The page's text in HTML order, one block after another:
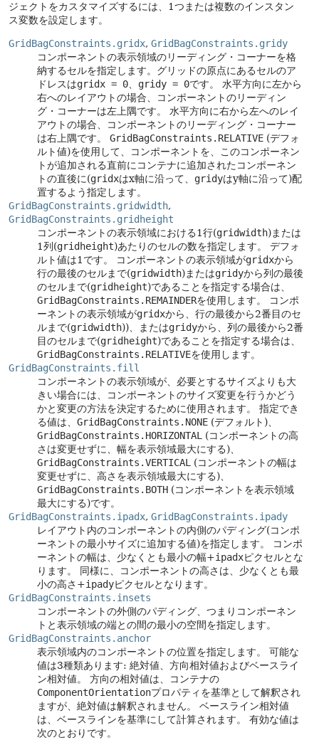
ジェクトをカスタマイズするには、1つまたは複数のインスタン
ス変数を設定します。
GridBagConstraints.gridx, GridBagConstraints.gridy
コンポーネントの表示領域のリーディング・コーナーを格
納するセルを指定します。グリッドの原点にあるセルのア
ドレスはgridx = 0 gridy = 0です。
水平方向に左から
右へのレイアウトの場合、コンポーネントのリーディン
グ・コーナーは左上隅です。
水平方向に右から左へのレイ
アウトの場合、コンポーネントのリーディング・コーナー
は右上隅です。
GridBagConstraints.RELATIVE (デフォ
ルト値)を使用して、コンポーネントを、このコンポーネン
トが追加される直前にコンテナに追加されたコンポーネン
トの直後に(gridxはx軸に沿って、 gridyはy軸に沿って)配
置するよう指定します。
GridBagConstraints.gridwidth,
GridBagConstraints.gridheight
コンポーネントの表示領域における1行(gridwidth)または
1列(gridheight)あたりのセルの数を指定します。
デフォ
ルト値は1です。
コンポーネントの表示領域がgridxから
行の最後のセルまで(gridwidth)またはgridyから列の最後
のセルまで(gridheight)であることを指定する場合は、
GridBagConstraints.REMAINDERを使用します。
コンポ
ーネントの表示領域がgridxから、行の最後から2番目のセ
ルまで(gridwidth))、またはgridyから、列の最後から2番
目のセルまで(gridheight)であることを指定する場合は、
GridBagConstraints.RELATIVEを使用します。
GridBagConstraints.fill
コンポーネントの表示領域が、必要とするサイズよりも大
きい場合には、コンポーネントのサイズ変更を行うかどう
かと変更の方法を決定するために使用されます。
指定でき
る値は、 GridBagConstraints.NONE (デフォルト)、
GridBagConstraints.HORIZONTAL
(コンポーネントの高
さは変更せずに、幅を表示領域最大にする)、
GridBagConstraints.VERTICAL
(コンポーネントの幅は
変更せずに、高さを表示領域最大にする)、
GridBagConstraints.BOTH (コンポーネントを表示領域
最大にする)です。
GridBagConstraints.ipadx, GridBagConstraints.ipady
レイアウト内のコンポーネントの内側のパディング(コンポ
ーネントの最小サイズに追加する値)を指定します。
コンポ
ーネントの幅は、少なくとも最小の幅+ipadxピクセルとな
ります。
同様に、コンポーネントの高さは、少なくとも最
小の高さ+ipadyピクセルとなります。
GridBagConstraints.insets
コンポーネントの外側のパディング、つまりコンポーネン
トと表示領域の端との間の最小の空間を指定します。
GridBagConstraints.anchor
表示領域内のコンポーネントの位置を指定します。
可能な
値は3種類あります: 絶対値、方向相対値およびベースライ
ン相対値。
方向の相対値は、コンテナの
ComponentOrientationプロパティを基準として解釈され
ますが、絶対値は解釈されません。
ベースライン相対値
は、ベースラインを基準にして計算されます。
有効な値は
次のとおりです。